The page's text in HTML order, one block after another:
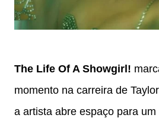
The Life Of A Showgirl!
momento na carreira de
a artista abre espaço para